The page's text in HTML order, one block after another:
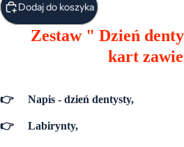
Dodaj do koszyka
Zestaw " Dzień
kart
👉 Napis - dzień dentysty,
👉 Labirynty,